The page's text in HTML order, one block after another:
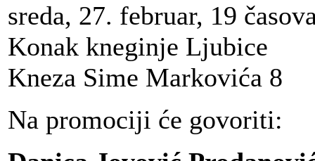
sreda, 27. februar, 19
Konak kneginje Ljubice
Kneza Sime Markovića 8
Na promociji će govoriti: